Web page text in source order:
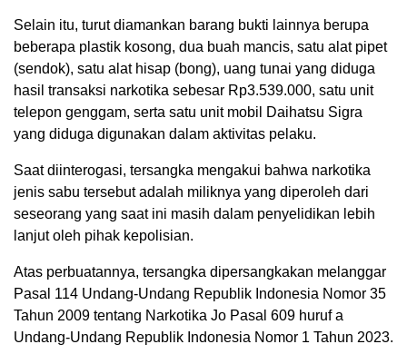
Selain itu, turut diamankan barang bukti lainnya berupa
beberapa plastik kosong, dua buah mancis, satu alat pipet
(sendok), satu alat hisap (bong), uang tunai yang diduga
hasil transaksi narkotika sebesar Rp3.539.000, satu unit
telepon genggam, serta satu unit mobil Daihatsu Sigra
yang diduga digunakan dalam aktivitas pelaku.
Saat diinterogasi, tersangka mengakui bahwa narkotika
jenis sabu tersebut adalah miliknya yang diperoleh dari
seseorang yang saat ini masih dalam penyelidikan lebih
lanjut oleh pihak kepolisian.
Atas perbuatannya, tersangka dipersangkakan melanggar
Pasal 114 Undang-Undang Republik Indonesia Nomor 35
Tahun 2009 tentang Narkotika Jo Pasal 609 huruf a
Undang-Undang Republik Indonesia Nomor 1 Tahun 2023.